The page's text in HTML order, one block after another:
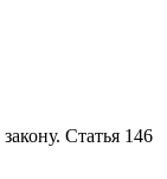
Статья 146